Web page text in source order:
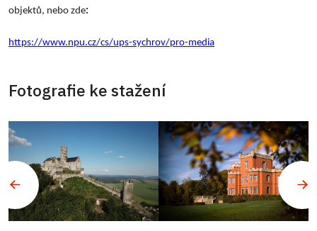
objektů, nebo zde:
https://www.npu.cz/cs/ups-sychrov/pro-media
Fotografie ke stažení